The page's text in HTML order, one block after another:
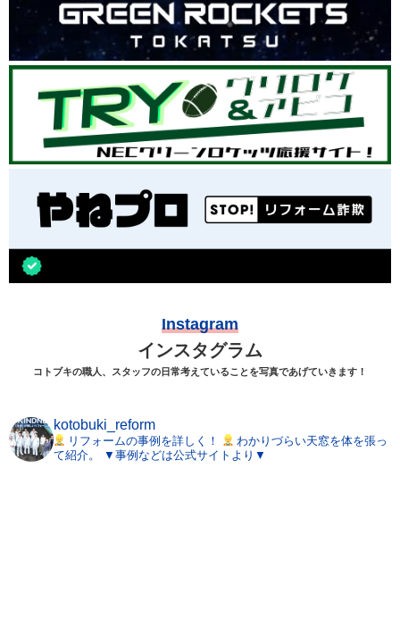
Instagram
インスタグラム
コトブキの職人、スタッフの日常考えていることを写真であげていきます！
kotobuki_reform
リフォームの事例を詳しく！
わかりづらい天窓を体を張っ
て紹介。
▼事例などは公式サイトより▼